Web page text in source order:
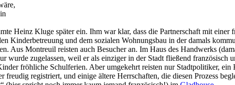
Heinz Kluge später ein. Ihm war klar, dass die Partnerschaft mit
Kinderbetreuung und dem sozialen Wohnungsbau in der damals
Aus Montreuil reisten auch Besucher an. Im Haus des Handwerks
wurde zugelassen, weil er als einziger in der Stadt fließend französisch
fröhliche Schulferien. Aber umgekehrt reisten nur Stadtpolitiker, ein
registriert, und einige ältere Herrschaften, die diesen Prozess